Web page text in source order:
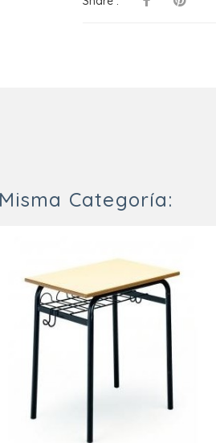
Categoría: